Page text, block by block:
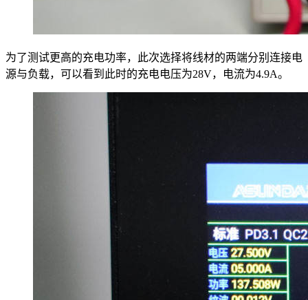
为了测试更高的充电功率，此次选择将线材的两端分别连接电
源与负载，可以看到此时的充电电压为28V，电流为4.9A。